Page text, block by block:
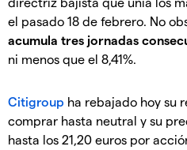
el pasado 18 de febrero. No
acumula tres jornadas
ni menos que el 8,41%.
Citigroup ha rebajado hoy su
comprar hasta neutral y su
hasta los 21,20 euros por